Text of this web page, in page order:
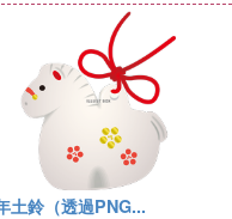
土鈴（透過PNG...